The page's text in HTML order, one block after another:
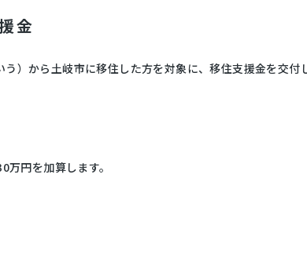
金
）から土岐市に移住した方を対象に、移住支援金を交付
円を加算します。